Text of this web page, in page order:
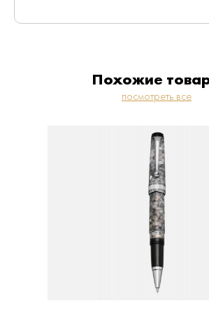
сплава, форма отлита и
Похожие
посмотреть все